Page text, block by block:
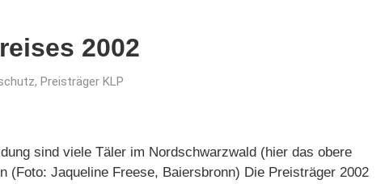
2002
, Preisträger KLP
sind viele Täler im Nordschwarzwald (hier das obere
(Foto: Jaqueline Freese, Baiersbronn) Die Preisträger 2002